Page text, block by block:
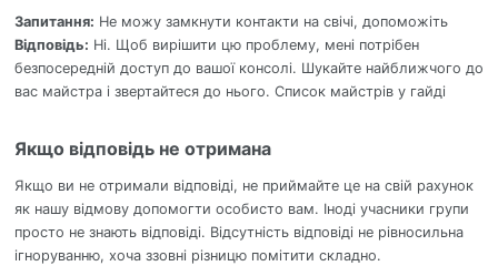
Запитання: Не можу замкнути контакти на свічі, допоможіть
Відповідь: Ні. Щоб вирішити цю проблему, мені потрібен
безпосередній доступ до вашої консолі. Шукайте найближчого до
вас майстра і звертайтеся до нього. Список майстрів у гайді
Якщо відповідь не отримана
Якщо ви не отримали відповіді, не приймайте це на свій рахунок
як нашу відмову допомогти особисто вам. Іноді учасники групи
просто не знають відповіді. Відсутність відповіді не рівносильна
ігноруванню, хоча ззовні різницю помітити складно.